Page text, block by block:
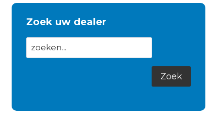
Zoek uw dealer